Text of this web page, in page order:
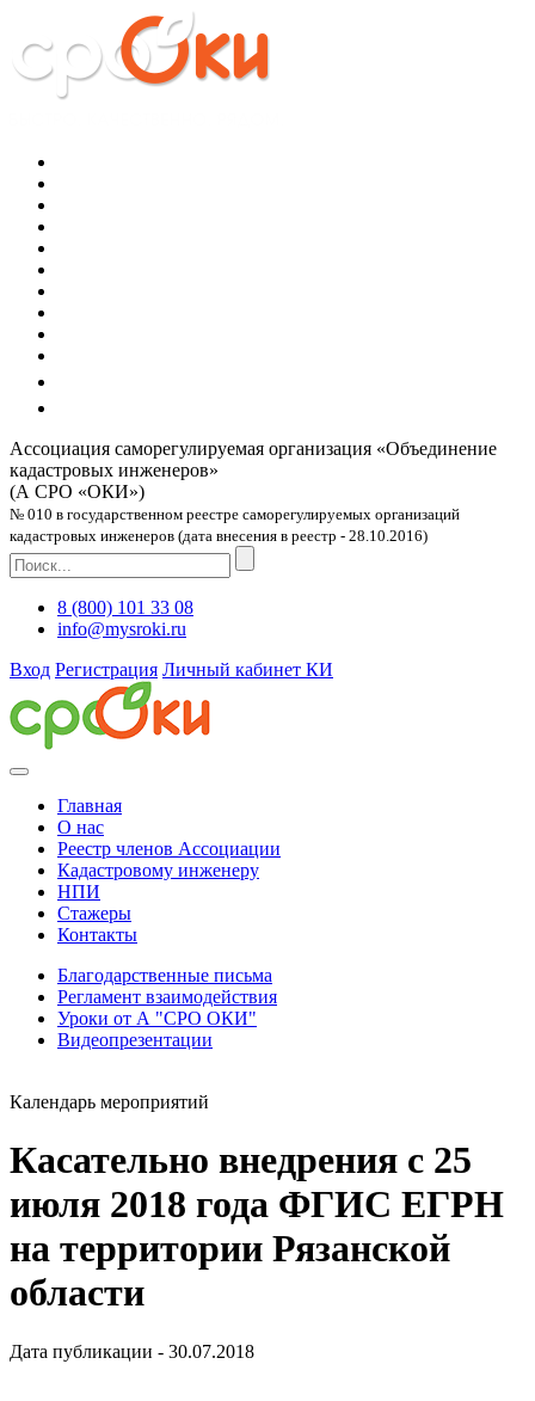
Ассоциация саморегулируемая организация «Объединение
кадастровых инженеров»
(А СРО «ОКИ»)
№ 010 в государственном реестре саморегулируемых организаций
кадастровых инженеров (дата внесения в реестр - 28.10.2016)
8 (800) 101 33 08
info@mysroki.ru
Вход Регистрация Личный кабинет КИ
Главная
О нас
Реестр членов Ассоциации
Кадастровому инженеру
НПИ
Стажеры
Контакты
Благодарственные письма
Регламент взаимодействия
Уроки от А "СРО ОКИ"
Видеопрезентации
Календарь мероприятий
Касательно внедрения с 25
июля 2018 года ФГИС ЕГРН
на территории Рязанской
области
Дата публикации - 30.07.2018